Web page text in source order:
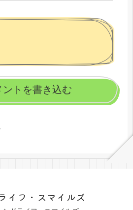
ントを書き込む
イフ・スマイルズ